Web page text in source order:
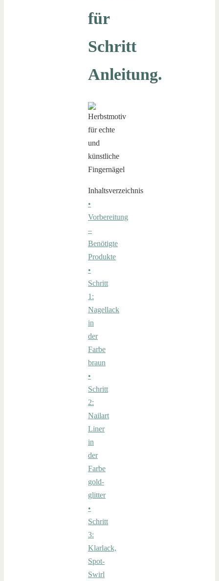
für
Schritt
Anleitung.
Inhaltsverzeichnis
•
Vorbereitung
–
Benötigte
Produkte
•
Schritt
1:
Nagellack
in
der
Farbe
braun
•
Schritt
2:
Nailart
Liner
in
der
Farbe
gold-
glitter
•
Schritt
3:
Klarlack,
Spot-
Swirl